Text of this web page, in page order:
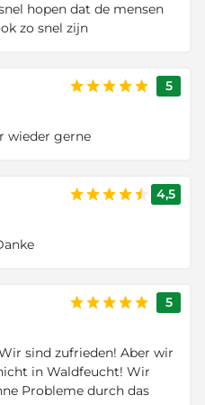
hopen dat de mensen
zo snel zijn
5
wieder gerne
4,5
5
sind zufrieden! Aber wir
in Waldfeucht! Wir
Probleme durch das